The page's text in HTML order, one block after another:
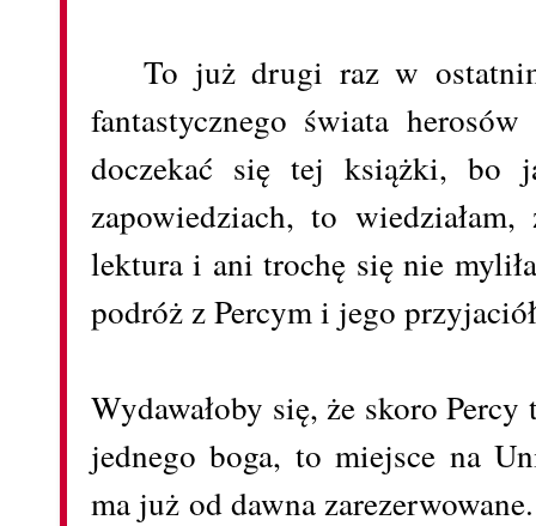
To już drugi raz w
fantastycznego świata
doczekać się tej książki, bo
zapowiedziach, to
lektura i ani trochę się nie
podróż z Percym i jego
Wydawałoby się, że skoro
jednego boga, to miejsce na
ma już od dawna